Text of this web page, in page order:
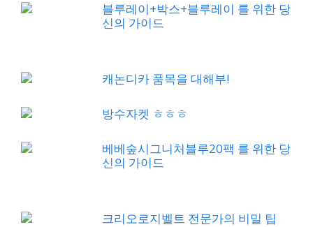
블루레이+박스+블루레이 를 위한 당
신의 가이드
캐논디카 품목을 대해부!
방수자켓 ㅎㅎㅎ
베베숲시그니처블루20팩 를 위한 당
신의 가이드
크리오로지벨트 전문가의 비밀 팁